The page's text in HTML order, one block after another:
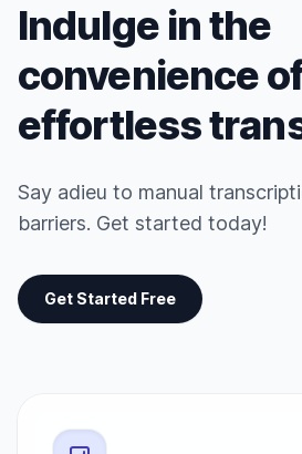
Indulge in the
convenience
effortless
Say adieu to manual
barriers. Get started today!
Get Started Free